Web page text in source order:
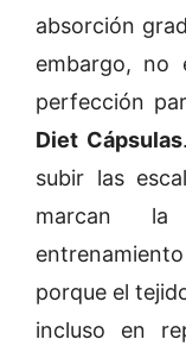
absorción
embargo, no
perfección
Diet Cápsulas
subir las
marcan la
porque el
incluso en